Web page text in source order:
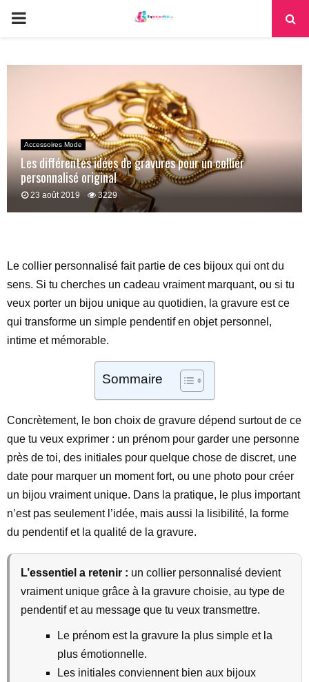
PRIMARY
Accessoires Mode
Les différentes idées de gravures pour un collier
personnalisé original
23 août 2019 3229
Le collier personnalisé fait partie de ces bijoux qui ont du
sens. Si tu cherches un cadeau vraiment marquant, ou si tu
veux porter un bijou unique au quotidien, la gravure est ce
qui transforme un simple pendentif en objet personnel,
intime et mémorable.
Sommaire
Concrètement, le bon choix de gravure dépend surtout de ce
que tu veux exprimer : un prénom pour garder une personne
près de toi, des initiales pour quelque chose de discret, une
date pour marquer un moment fort, ou une photo pour créer
un bijou vraiment unique. Dans la pratique, le plus important
n’est pas seulement l’idée, mais aussi la lisibilité, la forme
du pendentif et la qualité de la gravure.
L’essentiel a retenir : un collier personnalisé devient
vraiment unique grâce à la gravure choisie, au type de
pendentif et au message que tu veux transmettre.
Le prénom est la gravure la plus simple et la
plus émotionnelle.
Les initiales conviennent bien aux bijoux